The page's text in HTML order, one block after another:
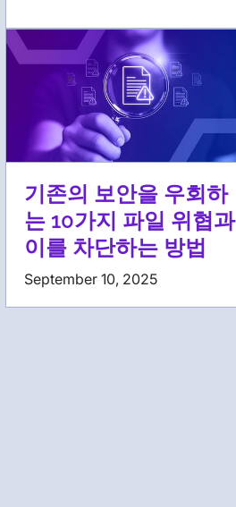
기존의 보안을 우회하
는 10가지 파일 위협과
이를 차단하는 방법
September 10, 2025